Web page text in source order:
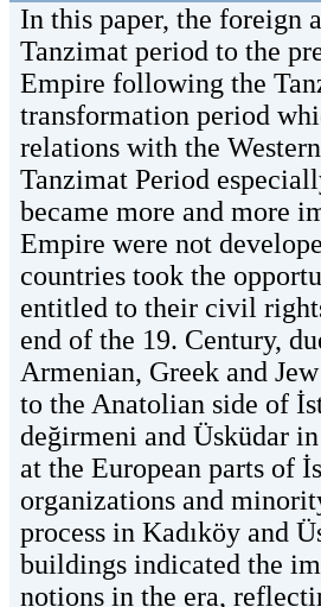
In this paper, the foreign
Tanzimat period to the
Empire following the
transformation period
relations with the
Tanzimat Period
became more and more
Empire were not
countries took the
entitled to their civil
end of the 19. Century,
Armenian, Greek and
to the Anatolian side of
değirmeni and Üsküdar
at the European parts of
organizations and
process in Kadıköy and
buildings indicated the
notions in the era,